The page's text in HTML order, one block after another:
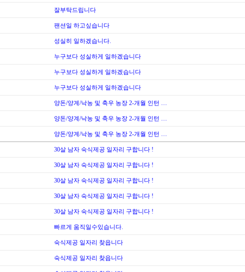
잘부탁드립니다
팬션일 하고싶습니다
성실히 일하겠습니다.
누구보다 성실하게 일하겠습니다
누구보다 성실하게 일하겠습니다
누구보다 성실하게 일하겠습니다
양돈/양계/낙농 및 축우 농장 2-개월 인턴 …
양돈/양계/낙농 및 축우 농장 2-개월 인턴 …
양돈/양계/낙농 및 축우 농장 2-개월 인턴 …
30살 남자 숙식제공 일자리 구합니다 !
30살 남자 숙식제공 일자리 구합니다 !
30살 남자 숙식제공 일자리 구합니다 !
30살 남자 숙식제공 일자리 구합니다 !
30살 남자 숙식제공 일자리 구합니다 !
빠르게 움직일수있습니다.
숙식제공 일자리 찾읍니다
숙식제공 일자리 찾읍니다